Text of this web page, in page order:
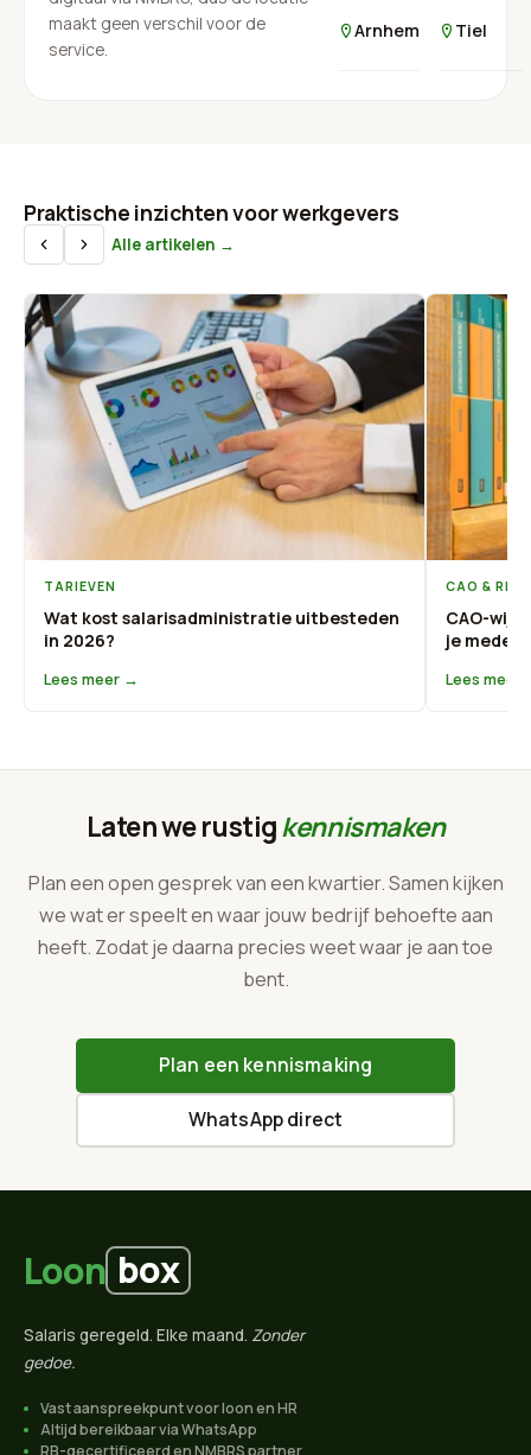
maakt geen verschil voor de
service.
Arnhem Tiel
Praktische inzichten voor werkgevers
Alle artikelen →
TARIEVEN
Wat kost salarisadministratie uitbesteden
in 2026?
Lees meer →
CAO &
CAO-
je
Lees meer
Laten we rustigkennismaken
Plan een open gesprek van een kwartier. Samen kijken
we wat er speelt en waar jouw bedrijf behoefte aan
heeft. Zodat je daarna precies weet waar je aan toe
bent.
Plan een kennismaking
WhatsApp direct
Loon box
Salaris geregeld. Elke maand. Zonder
gedoe.
Vast aanspreekpunt voor loon en HR
Altijd bereikbaar via WhatsApp
RB-gecertificeerd en NMBRS partner